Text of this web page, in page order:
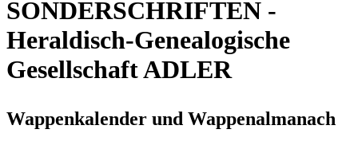
SONDERSCHRIFTEN -
Heraldisch-Genealogische
Gesellschaft ADLER
Wappenkalender und Wappenalmanach